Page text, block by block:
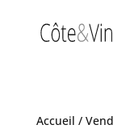
Accueil /